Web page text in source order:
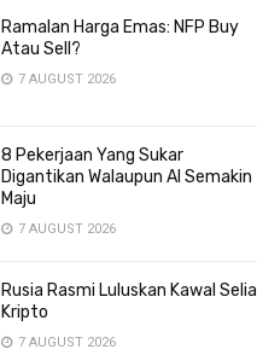
Ramalan Harga Emas: NFP Buy
Atau Sell?
7 AUGUST 2026
8 Pekerjaan Yang Sukar
Digantikan Walaupun AI Semakin
Maju
7 AUGUST 2026
Rusia Rasmi Luluskan Kawal Selia
Kripto
7 AUGUST 2026